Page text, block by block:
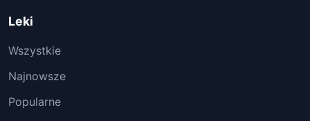
Leki
Wszystkie
Najnowsze
Popularne